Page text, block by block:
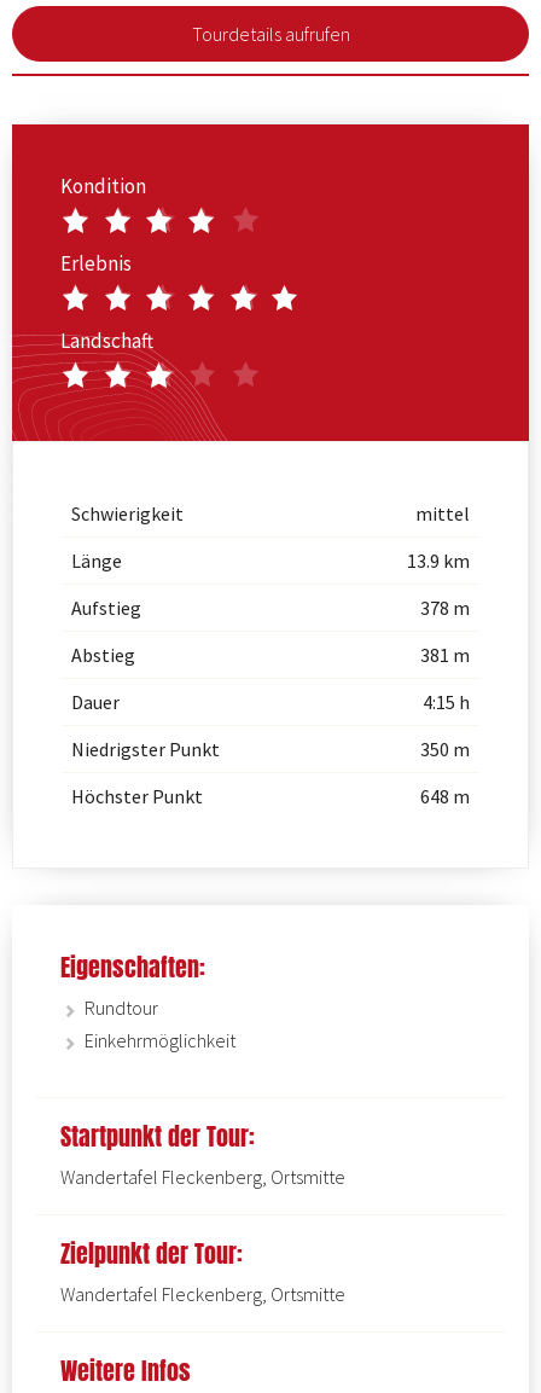
Tourdetails aufrufen
Kondition
Erlebnis
Landschaft
Schwierigkeit
mittel
Länge
13.9 km
Aufstieg
378 m
Abstieg
381 m
Dauer
4:15 h
Niedrigster Punkt
350 m
Höchster Punkt
648 m
Eigenschaften:
Rundtour
Einkehrmöglichkeit
Startpunkt der Tour:
Wandertafel Fleckenberg, Ortsmitte
Zielpunkt der Tour:
Wandertafel Fleckenberg, Ortsmitte
Weitere Infos